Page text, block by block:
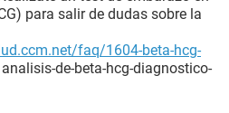
para salir de dudas sobre la
faq/1604-beta-hcg-
analisis-de-beta-hcg-diagnostico-